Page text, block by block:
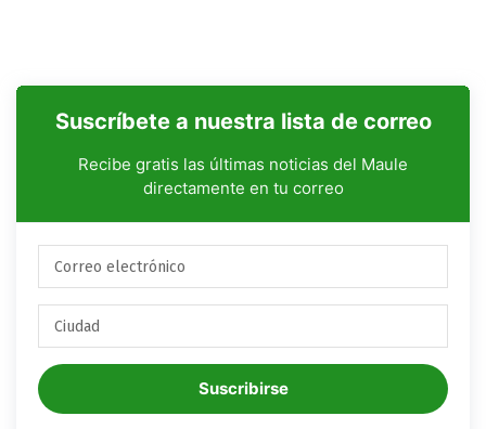
Suscríbete a nuestra lista de correo
Recibe gratis las últimas noticias del Maule
directamente en tu correo
Suscribirse